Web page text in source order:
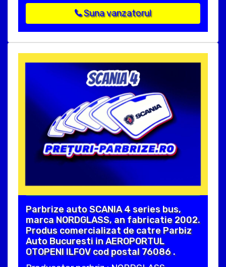
Suna vanzatorul
Parbrize auto SCANIA 4 series bus,
marca NORDGLASS, an fabricatie 2002.
Produs comercializat de catre Parbiz
Auto Bucuresti in AEROPORTUL
OTOPENI ILFOV cod postal 76086 .